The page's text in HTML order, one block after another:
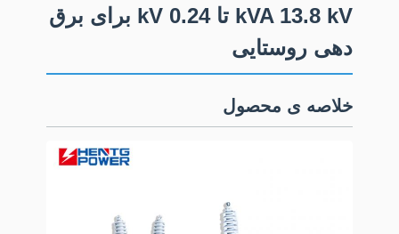
kVA 13.8 kV تا 0.24 kV برای برق
دهی روستایی
خلاصه ی محصول